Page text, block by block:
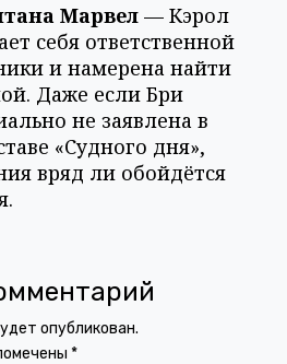
Марвел — Кэрол
себя ответственной
и намерена найти
Даже если Бри
не заявлена в
«Судного дня»,
вряд ли обойдётся
опубликован.
*